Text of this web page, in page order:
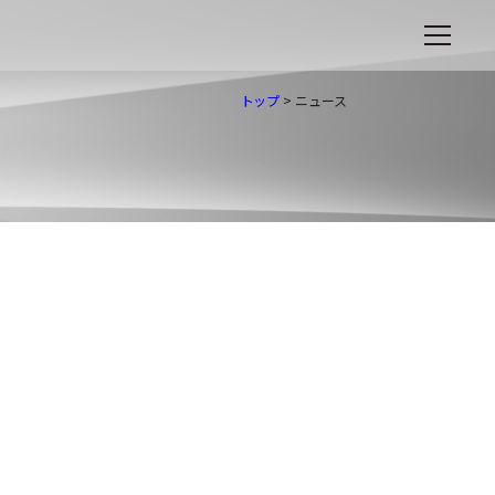
トップ > ニュース